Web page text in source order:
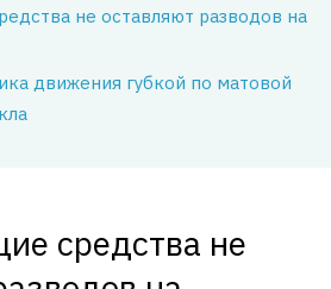
не оставляют разводов на
движения губкой по матовой
средства не